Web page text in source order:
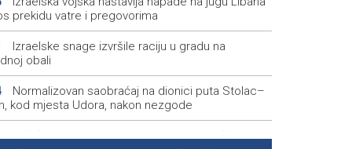
prekidu vatre i pregovorima
Izraelske snage izvršile raciju u gradu na
obali
Normalizovan saobraćaj na dionici puta Stolac–
kod mjesta Udora, nakon nezgode
Vučić i Zelenski u Beogradu: Srbija podržava